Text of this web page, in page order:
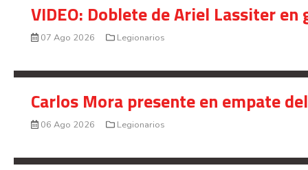
VIDEO: Doblete de Ariel Lassiter
07 Ago 2026 Legionarios
Carlos Mora presente en empate
06 Ago 2026 Legionarios